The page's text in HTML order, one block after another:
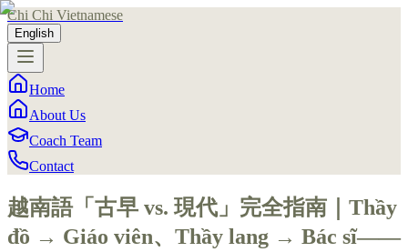
Chi Chi Vietnamese
English
Home
About Us
Coach Team
Contact
越南語「古早 vs. 現代」完全指南｜Thầy
đồ → Giáo viên、Thầy lang → Bác sĩ——